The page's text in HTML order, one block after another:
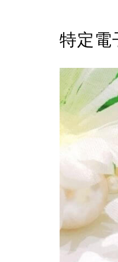
特定電